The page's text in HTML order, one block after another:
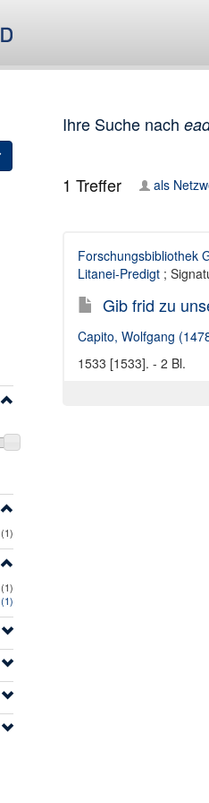
(1)
(1)
(1)
Ihre Suche nach
1 Treffer als
Forschungsbibliothek
Litanei-Predigt;
Gib frid zu
Capito, Wolfgang
1533 [1533]. - 2 Bl.